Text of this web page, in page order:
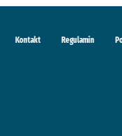
Kontakt Regulamin